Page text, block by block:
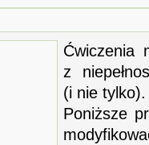
Ćwiczenia
z
(i nie tylko).
Poniższe